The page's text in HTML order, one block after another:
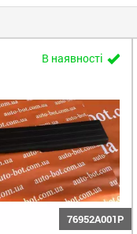
В наявності
76952A001P